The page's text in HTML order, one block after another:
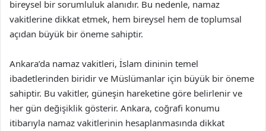
bireysel bir sorumluluk alanıdır. Bu nedenle, namaz
vakitlerine dikkat etmek, hem bireysel hem de toplumsal
açıdan büyük bir öneme sahiptir.
Ankara’da namaz vakitleri, İslam dininin temel
ibadetlerinden biridir ve Müslümanlar için büyük bir öneme
sahiptir. Bu vakitler, güneşin hareketine göre belirlenir ve
her gün değişiklik gösterir. Ankara, coğrafi konumu
itibarıyla namaz vakitlerinin hesaplanmasında dikkat